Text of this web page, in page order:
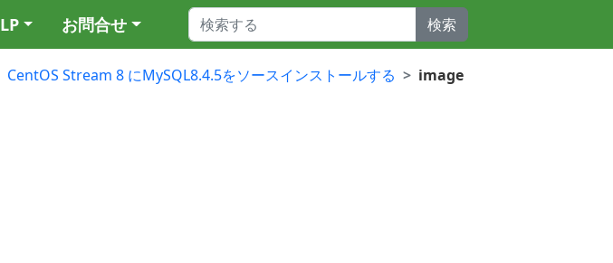
LP お問合せ 検索
CentOS Stream 8 にMySQL8.4.5をソースインストールする
image